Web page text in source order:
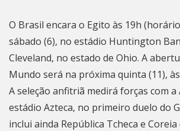
O Brasil encara o Egito às 19h
sábado (6), no estádio Huntington
Cleveland, no estado de Ohio. A
Mundo será na próxima quinta (11),
A seleção anfitriã medirá forças com a
estádio Azteca, no primeiro duelo do
inclui ainda República Tcheca e Coreia